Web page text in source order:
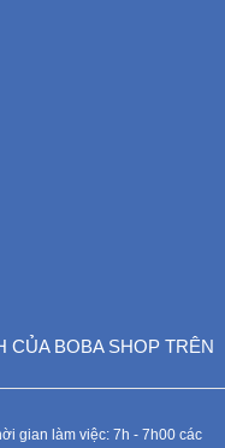
CỦA BOBA SHOP TRÊN
gian làm việc: 7h - 7h00 các